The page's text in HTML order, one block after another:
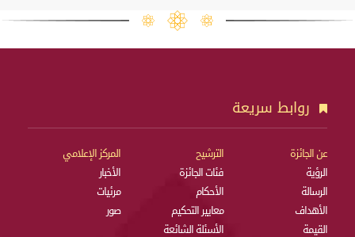
روابط سريعة
عن الجائزة
الرؤية
الرسالة
الأهداف
القيمة
الترشيح
فئات الجائزة
الأحكام
معايير التحكيم
الأسئلة الشائعة
المركز الإعلامي
الأخبار
مرئيات
صور